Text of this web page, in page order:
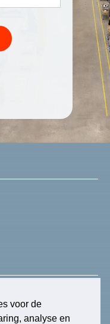
voor de
analyse en